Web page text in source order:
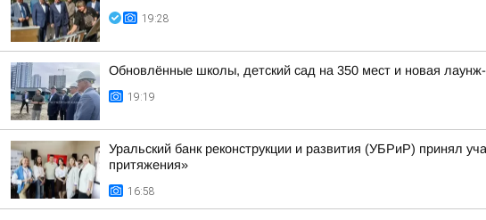
19:28
Обновлённые школы, детский сад на 350 мест и новая
19:19
Уральский банк реконструкции и развития (УБРиР) принял
притяжения»
16:58